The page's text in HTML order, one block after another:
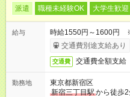
派遣 職種未経験OK 大学生歓迎
給与
時給1550円～1600円
交通費別途支給あり
交通費 交通費全額支給
勤務地
東京都新宿区
新宿三丁目駅から徒歩